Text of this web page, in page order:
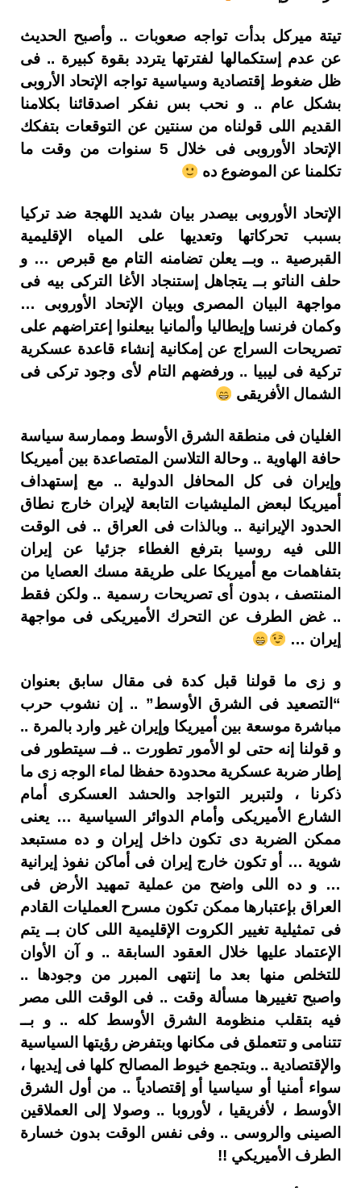
تيتة ميركل بدأت تواجه صعوبات .. وأصبح الحديث
عن عدم إستكمالها لفترتها يتردد بقوة كبيرة .. فى
ظل ضغوط إقتصادية وسياسية تواجه الإتحاد الأروبى
بشكل عام .. و نحب بس نفكر اصدقائنا بكلامنا
القديم اللى قولناه من سنتين عن التوقعات بتفكك
الإتحاد الأوروبى فى خلال 5 سنوات من وقت ما
تكلمنا عن الموضوع ده
الإتحاد الأوروبى بيصدر بيان شديد اللهجة ضد تركيا
بسبب تحركاتها وتعديها على المياه الإقليمية
القبرصية .. وبــ يعلن تضامنه التام مع قبرص … و
حلف الناتو بــ يتجاهل إستنجاد الأغا التركى بيه فى
مواجهة البيان المصرى وبيان الإتحاد الأوروبى …
وكمان فرنسا وإيطاليا وألمانيا بيعلنوا إعتراضهم على
تصريحات السراج عن إمكانية إنشاء قاعدة عسكرية
تركية فى ليبيا .. ورفضهم التام لأى وجود تركى فى
الشمال الأفريقى
الغليان فى منطقة الشرق الأوسط وممارسة سياسة
حافة الهاوية .. وحالة التلاسن المتصاعدة بين أميريكا
وإيران فى كل المحافل الدولية .. مع إستهداف
أميريكا لبعض المليشيات التابعة لإيران خارج نطاق
الحدود الإيرانية .. وبالذات فى العراق .. فى الوقت
اللى فيه روسيا بترفع الغطاء جزئيا عن إيران
بتفاهمات مع أميريكا على طريقة مسك العصايا من
المنتصف ، بدون أى تصريحات رسمية .. ولكن فقط
.. غض الطرف عن التحرك الأميريكى فى مواجهة
إيران …
و زى ما قولنا قبل كدة فى مقال سابق بعنوان
“التصعيد فى الشرق الأوسط” .. إن نشوب حرب
مباشرة موسعة بين أميريكا وإيران غير وارد بالمرة ..
و قولنا إنه حتى لو الأمور تطورت .. فــ سيتطور فى
إطار ضربة عسكرية محدودة حفظا لماء الوجه زى ما
ذكرنا ، ولتبرير التواجد والحشد العسكرى أمام
الشارع الأميريكى وأمام الدوائر السياسية … يعنى
ممكن الضربة دى تكون داخل إيران و ده مستبعد
شوية … أو تكون خارج إيران فى أماكن نفوذ إيرانية
… و ده اللى واضح من عملية تمهيد الأرض فى
العراق بإعتبارها ممكن تكون مسرح العمليات القادم
فى تمثيلية تغيير الكروت الإقليمية اللى كان بــ يتم
الإعتماد عليها خلال العقود السابقة .. و آن الأوان
للتخلص منها بعد ما إنتهى المبرر من وجودها ..
واصبح تغييرها مسألة وقت .. فى الوقت اللى مصر
فيه بتقلب منظومة الشرق الأوسط كله .. و بــ
تتنامى و تتعملق فى مكانها وبتفرض رؤيتها السياسية
والإقتصادية .. وبتجمع خيوط المصالح كلها فى إيديها ،
سواء أمنيا أو سياسيا أو إقتصادياً .. من أول الشرق
الأوسط ، لأفريقيا ، لأوروبا .. وصولا إلى العملاقين
الصينى والروسى .. وفى نفس الوقت بدون خسارة
الطرف الأميريكي !!